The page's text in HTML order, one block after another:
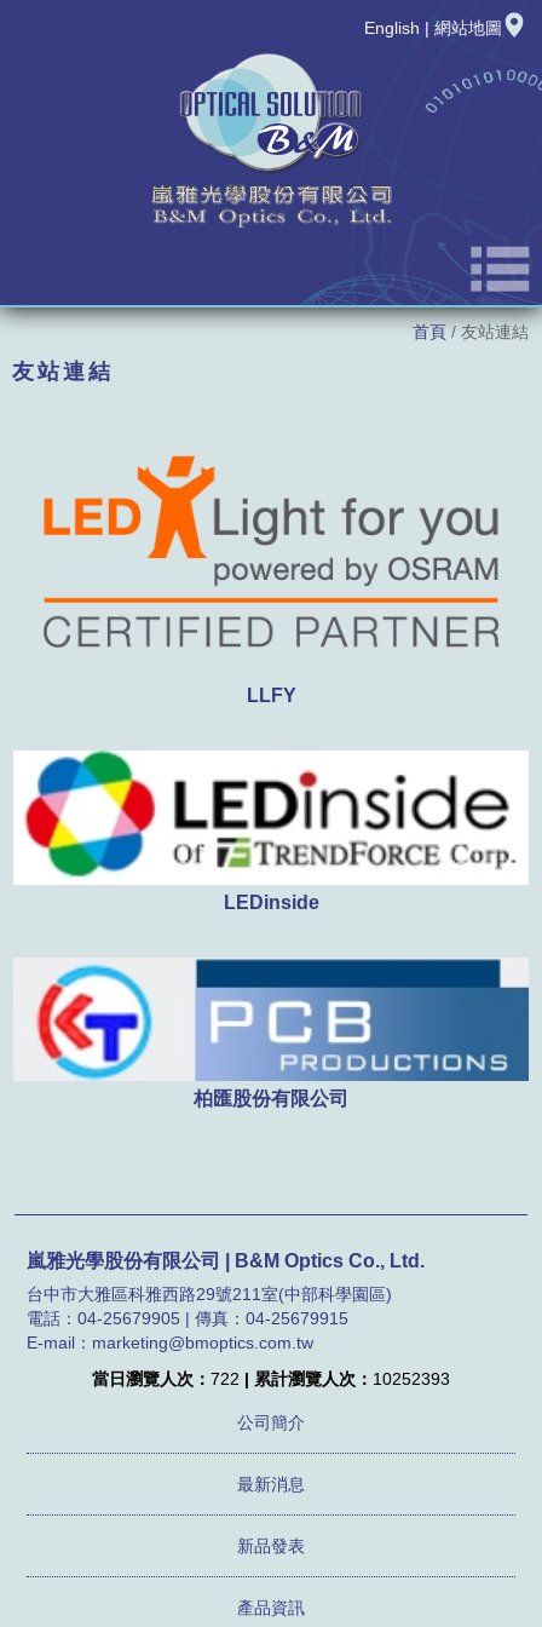
English | 網站地圖
產品資訊
聯絡我們
友站連結
型錄下載
首頁/ 友站連結
友站連結
LLFY
LEDinside
柏匯股份有限公司
嵐雅光學股份有限公司 | B&M Optics Co., Ltd.
台中市大雅區科雅西路29號211室(中部科學園區)
電話：04-25679905 | 傳真：04-25679915
E-mail：marketing@bmoptics.com.tw
當日瀏覽人次： 722 | 累計瀏覽人次： 10252393
公司簡介
最新消息
新品發表
產品資訊